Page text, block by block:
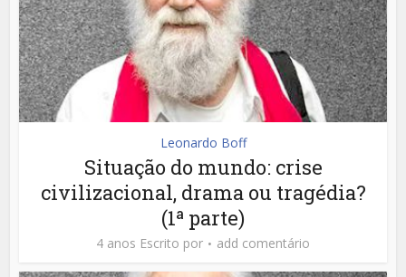
Leonardo Boff
Situação do mundo: crise
civilizacional, drama ou tragédia?
(1ª parte)
4 anos Escrito por add comentário